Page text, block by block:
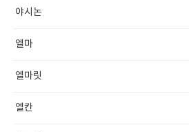
야시논
엘마
엘마릿
엘칸